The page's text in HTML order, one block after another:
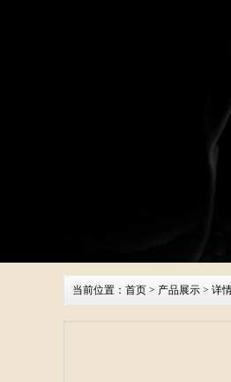
当前位置： 首页 > 产品展示 > 详